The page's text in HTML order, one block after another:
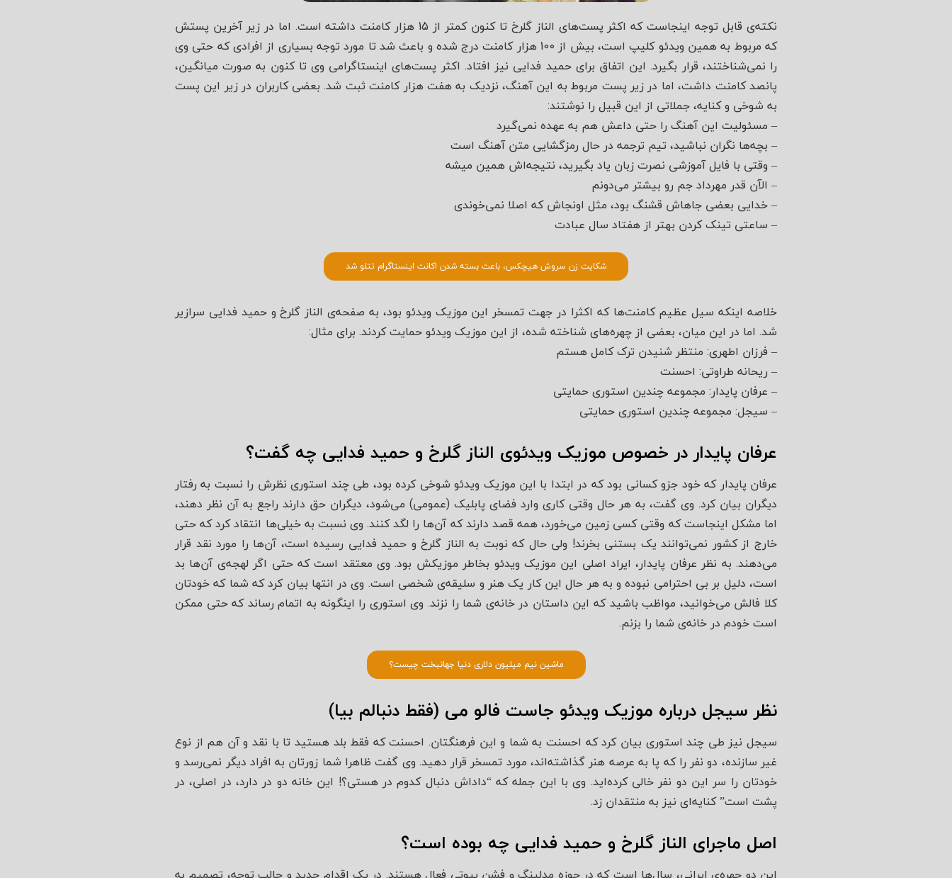
نکته‌ی قابل توجه اینجاست که اکثر پست‌های الناز گلرخ تا کنون کمتر از 15 هزار کامنت داشته است. اما در زیر آخرین پستش
که مربوط به همین ویدئو کلیپ است، بیش از 100 هزار کامنت درج شده و باعث شد تا مورد توجه بسیاری از افرادی که حتی وی
را نمی‌شناختند، قرار بگیرد. این اتفاق برای حمید فدایی نیز افتاد. اکثر پست‌های اینستاگرامی وی تا کنون به صورت میانگین،
پانصد کامنت داشت، اما در زیر پست مربوط به این آهنگ، نزدیک به هفت هزار کامنت ثبت شد. بعضی کاربران در زیر این پست
به شوخی و کنایه، جملاتی از این قبیل را نوشتند:
– مسئولیت این آهنگ را حتی داعش هم به عهده نمی‌گیرد
– بچه‌ها نگران نباشید، تیم ترجمه در حال رمزگشایی متن آهنگ است
– وقتی با فایل آموزشی نصرت زبان یاد بگیرید، نتیجه‌اش همین میشه
– الآن قدر مهرداد جم رو بیشتر می‌دونم
– خدایی بعضی جاهاش قشنگ بود، مثل اونجاش که اصلا نمی‌خوندی
– ساعتی تینک کردن بهتر از هفتاد سال عبادت
شکایت زن سروش هیچکس، باعث بسته شدن اکانت اینستاگرام تتلو شد
خلاصه اینکه سیل عظیم کامنت‌ها که اکثرا در جهت تمسخر این موزیک ویدئو بود، به صفحه‌ی الناز گلرخ و حمید فدایی سرازیر
شد. اما در این میان، بعضی از چهره‌های شناخته شده، از این موزیک ویدئو حمایت کردند. برای مثال:
– فرزان اطهری: منتظر شنیدن ترک کامل هستم
– ریحانه طراوتی: احسنت
– عرفان پایدار: مجموعه چندین استوری حمایتی
– سیجل: مجموعه چندین استوری حمایتی
عرفان پایدار در خصوص موزیک ویدئوی الناز گلرخ و حمید فدایی چه گفت؟
عرفان پایدار که خود جزو کسانی بود که در ابتدا با این موزیک ویدئو شوخی کرده بود، طی چند استوری نظرش را نسبت به رفتار
دیگران بیان کرد. وی گفت، به هر حال وقتی کاری وارد فضای پابلیک (عمومی) می‌شود، دیگران حق دارند راجع به آن نظر دهند،
اما مشکل اینجاست که وقتی کسی زمین می‌خورد، همه قصد دارند که آن‌ها را لگد کنند. وی نسبت به خیلی‌ها انتقاد کرد که حتی
خارج از کشور نمی‌توانند یک بستنی بخرند! ولی حال که نوبت به الناز گلرخ و حمید فدایی رسیده است، آن‌ها را مورد نقد قرار
می‌دهند. به نظر عرفان پایدار، ایراد اصلی این موزیک ویدئو بخاطر موزیکش بود. وی معتقد است که حتی اگر لهجه‌ی آن‌ها بد
است، دلیل بر بی احترامی نبوده و به هر حال این کار یک هنر و سلیقه‌ی شخصی است. وی در انتها بیان کرد که شما که خودتان
کلا فالش می‌خوانید، مواظب باشید که این داستان در خانه‌ی شما را نزند. وی استوری را اینگونه به اتمام رساند که حتی ممکن
است خودم در خانه‌ی شما را بزنم.
ماشین نیم میلیون دلاری دنیا جهانبخت چیست؟
نظر سیجل درباره موزیک ویدئو جاست فالو می (فقط دنبالم بیا)
سیجل نیز طی چند استوری بیان کرد که احسنت به شما و این فرهنگتان. احسنت که فقط بلد هستید تا با نقد و آن هم از نوع
غیر سازنده، دو نفر را که پا به عرصه هنر گذاشته‌اند، مورد تمسخر قرار دهید. وی گفت ظاهرا شما زورتان به افراد دیگر نمی‌رسد و
خودتان را سر این دو نفر خالی کرده‌اید. وی با این جمله که “داداش دنبال کدوم در هستی؟! این خانه دو در دارد، در اصلی، در
پشت است” کنایه‌ای نیز به منتقدان زد.
اصل ماجرای الناز گلرخ و حمید فدایی چه بوده است؟